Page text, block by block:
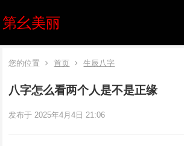
第幺美丽
您的位置 首页 生辰八字
八字怎么看两个人是不是正缘
发布于 2025年4月4日 21:06